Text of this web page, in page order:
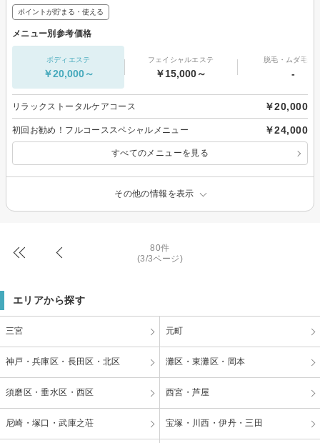
ポイントが貯まる・使える
メニュー別参考価格
ボディエステ
￥20,000～
フェイシャルエステ
￥15,000～
脱毛・ムダ毛処
-
リラックストータルケアコース ￥20,000
初回お勧め！フルコーススペシャルメニュー ￥24,000
すべてのメニューを見る
その他の情報を表示
80件
(3/3ページ)
エリアから探す
三宮 元町
神戸・兵庫区・長田区・北区 灘区・東灘区・岡本
須磨区・垂水区・西区 西宮・芦屋
尼崎・塚口・武庫之荘 宝塚・川西・伊丹・三田